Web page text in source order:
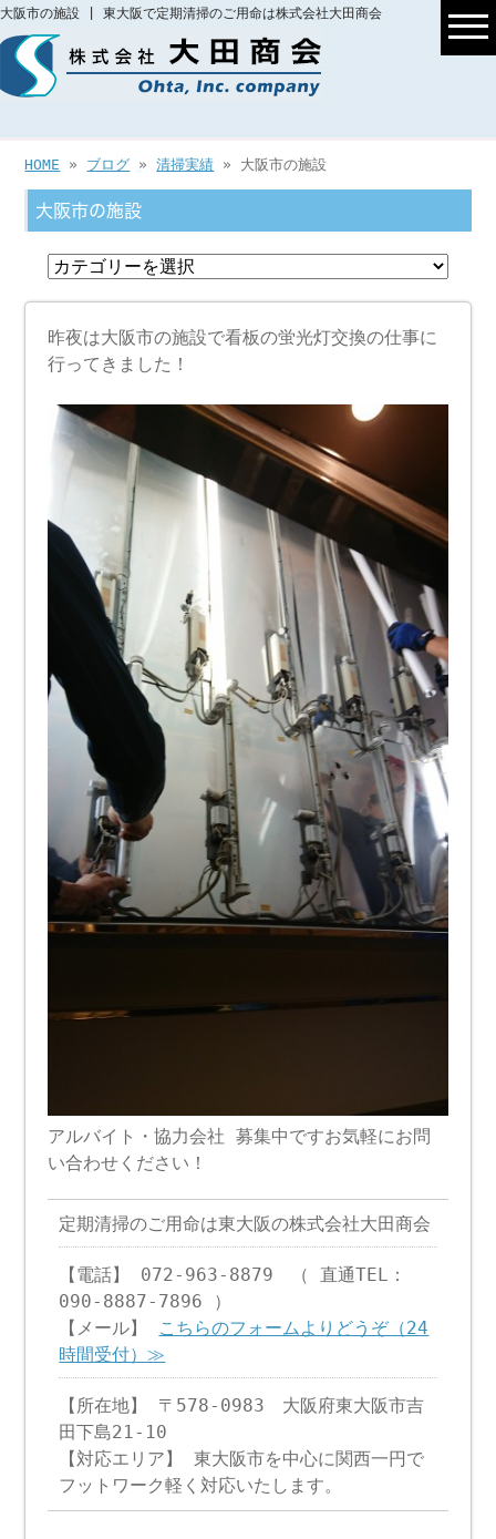
大阪市の施設 | 東大阪で定期清掃のご用命は株式会社大田商会
HOME » ブログ »清掃実績 » 大阪市の施設
大阪市の施設
昨夜は大阪市の施設で看板の蛍光灯交換の仕事に
行ってきました！
アルバイト・協力会社 募集中ですお気軽にお問
い合わせください！
定期清掃のご用命は東大阪の株式会社大田商会
【電話】 072-963-8879 （ 直通TEL：
090-8887-7896 ）
【メール】 こちらのフォームよりどうぞ（24
時間受付）≫
【所在地】 〒578-0983 大阪府東大阪市吉
田下島21-10
【対応エリア】 東大阪市を中心に関西一円で
フットワーク軽く対応いたします。